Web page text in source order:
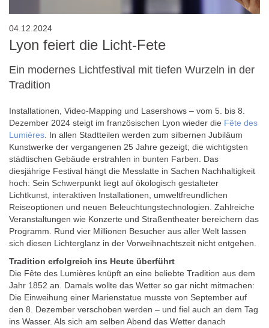
04.12.2024
Lyon feiert die Licht-Fete
Ein modernes Lichtfestival mit tiefen Wurzeln in der
Tradition
Installationen, Video-Mapping und Lasershows – vom 5. bis 8.
Dezember 2024 steigt im französischen Lyon wieder die Fête des
Lumières . In allen Stadtteilen werden zum silbernen Jubiläum
Kunstwerke der vergangenen 25 Jahre gezeigt; die wichtigsten
städtischen Gebäude erstrahlen in bunten Farben. Das
diesjährige Festival hängt die Messlatte in Sachen Nachhaltigkeit
hoch: Sein Schwerpunkt liegt auf ökologisch gestalteter
Lichtkunst, interaktiven Installationen, umweltfreundlichen
Reiseoptionen und neuen Beleuchtungstechnologien. Zahlreiche
Veranstaltungen wie Konzerte und Straßentheater bereichern das
Programm. Rund vier Millionen Besucher aus aller Welt lassen
sich diesen Lichterglanz in der Vorweihnachtszeit nicht entgehen.
Tradition erfolgreich ins Heute überführt
Die Fête des Lumières knüpft an eine beliebte Tradition aus dem
Jahr 1852 an. Damals wollte das Wetter so gar nicht mitmachen:
Die Einweihung einer Marienstatue musste von September auf
den 8. Dezember verschoben werden – und fiel auch an dem Tag
ins Wasser. Als sich am selben Abend das Wetter danach